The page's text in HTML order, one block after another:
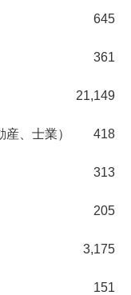
645
361
21,149
、士業） 418
313
205
3,175
151